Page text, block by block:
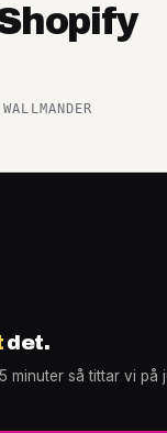
+
+
det.
minuter så tittar vi